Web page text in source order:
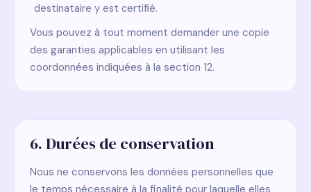
destinataire y est certifié.
Vous pouvez à tout moment demander une copie
des garanties applicables en utilisant les
coordonnées indiquées à la section 12.
6. Durées de conservation
Nous ne conservons les données personnelles que